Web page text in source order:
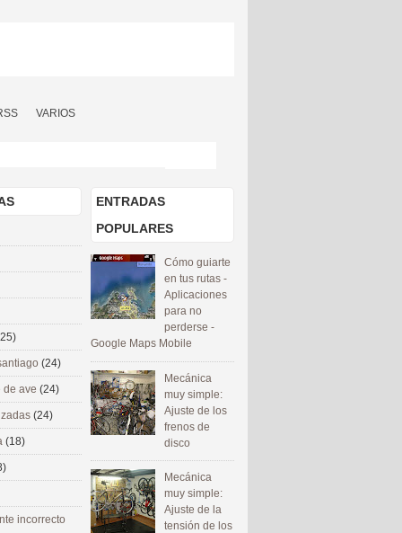
VARIOS
ENTRADAS
POPULARES
Cómo guiarte
en tus rutas -
Aplicaciones
para no
perderse -
Google Maps Mobile
Mecánica
muy simple:
Ajuste de los
frenos de
disco
Mecánica
muy simple:
Ajuste de la
tensión de los
(24)
de ave (24)
(24)
(18)
incorrecto